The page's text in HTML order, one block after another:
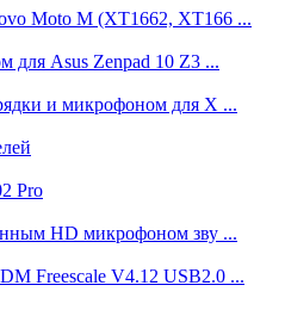
Moto M (XT1662, XT166 ...
для Asus Zenpad 10 Z3 ...
и микрофоном для X ...
Pro
HD микрофоном зву ...
Freescale V4.12 USB2.0 ...